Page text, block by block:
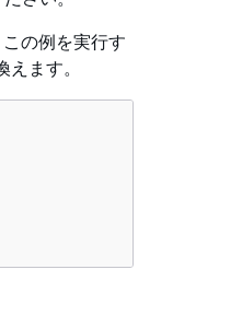
の例を実行す
ます。